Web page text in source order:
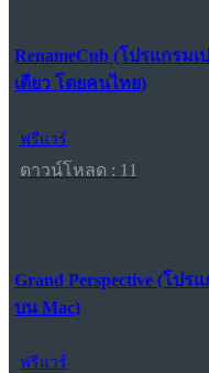
RenameCub (โปรแกรม
เดียว โดยคนไทย)
ฟรีแวร์
ดาวน์โหลด : 11
Grand Perspective (โป
บน Mac)
ฟรีแวร์